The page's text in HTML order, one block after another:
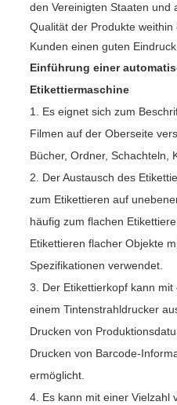
den Vereinigten Staaten und
Qualität der Produkte
Kunden einen guten
Einführung einer
Etikettiermaschine
1. Es eignet sich zum
Filmen auf der Oberseite
Bücher, Ordner, Schachteln,
2. Der Austausch des
zum Etikettieren auf
häufig zum flachen
Etikettieren flacher Objekte
Spezifikationen verwendet.
3. Der Etikettierkopf kann
einem Tintenstrahldrucker
Drucken von
Drucken von Barcode-
ermöglicht.
4. Es kann mit einer Vielzahl